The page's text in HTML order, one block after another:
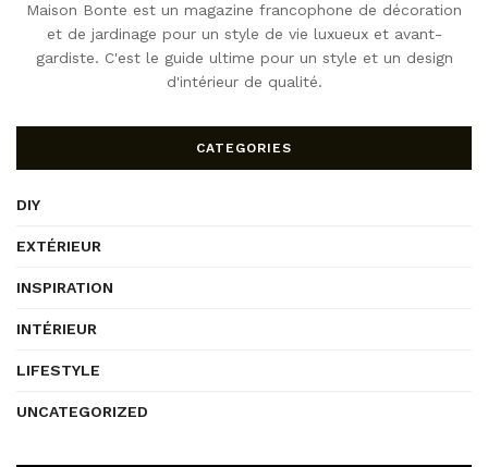
Maison Bonte est un magazine francophone de décoration
et de jardinage pour un style de vie luxueux et avant-
gardiste. C'est le guide ultime pour un style et un design
d'intérieur de qualité.
CATEGORIES
DIY
EXTÉRIEUR
INSPIRATION
INTÉRIEUR
LIFESTYLE
UNCATEGORIZED